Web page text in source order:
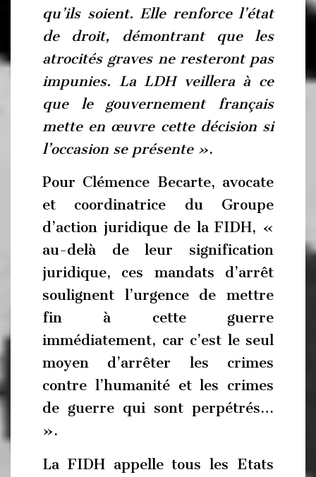
qu’ils soient. Elle renforce l’état
de droit, démontrant que les
atrocités graves ne resteront pas
impunies. La LDH veillera à ce
que le gouvernement français
mette en œuvre cette décision si
l’occasion se présente ».
Pour Clémence Becarte, avocate
et coordinatrice du Groupe
d’action juridique de la FIDH, «
au-delà de leur signification
juridique, ces mandats d’arrêt
soulignent l’urgence de mettre
fin à cette guerre
immédiatement, car c’est le seul
moyen d’arrêter les crimes
contre l’humanité et les crimes
de guerre qui sont perpétrés…
».
La FIDH appelle tous les Etats